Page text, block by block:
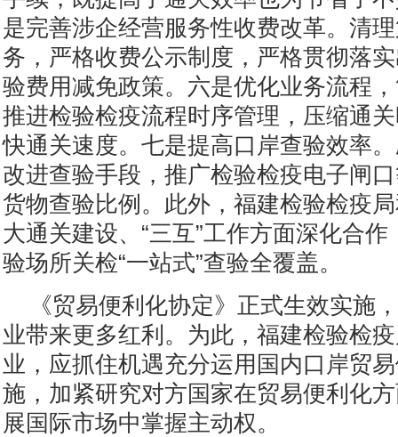
是完善涉企经营服务性收费改革。清
务，严格收费公示制度，严格贯彻落
验费用减免政策。六是优化业务流程
推进检验检疫流程时序管理，压缩通
快通关速度。七是提高口岸查验效率
改进查验手段，推广检验检疫电子闸
货物查验比例。此外，福建检验检疫
大通关建设、“三互”工作方面深化合
验场所关检“一站式”查验全覆盖。
《贸易便利化协定》正式生效实施
业带来更多红利。为此，福建检验检
业，应抓住机遇充分运用国内口岸贸
施，加紧研究对方国家在贸易便利化
展国际市场中掌握主动权。